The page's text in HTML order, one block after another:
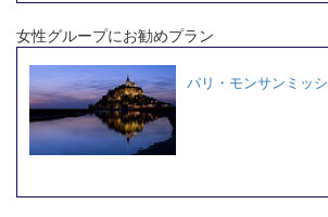
女性グループにお勧めプラン
パリ・モンサンミッ